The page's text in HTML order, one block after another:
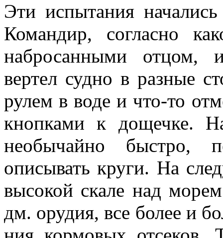
Эти испытания
Командир, согласно
набросанными отцом,
вертел судно в раз­ные
рулем в воде и что-то
кнопками к дощечке.
необычайно быстро,
описывать круги. На
высокой скале над
дм. орудия, все более и